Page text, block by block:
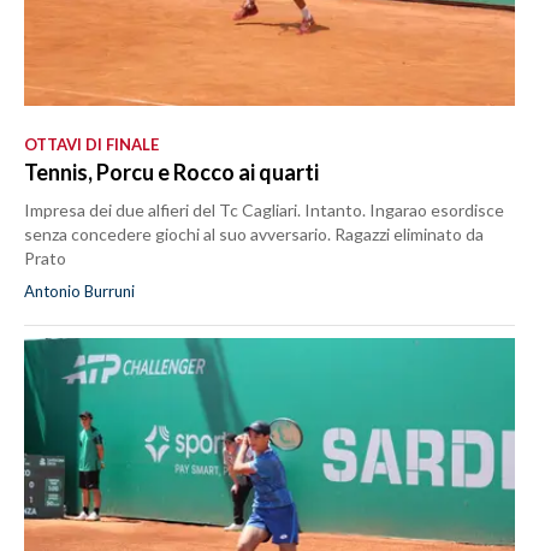
OTTAVI DI FINALE
Tennis, Porcu e Rocco ai quarti
Impresa dei due alfieri del Tc Cagliari. Intanto. Ingarao esordisce
senza concedere giochi al suo avversario. Ragazzi eliminato da
Prato
Antonio Burruni